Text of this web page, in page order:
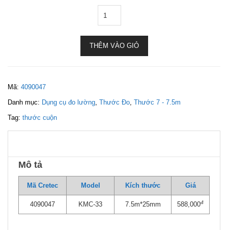
THÊM VÀO GIỎ
Mã: 4090047
Danh mục: Dụng cụ đo lường, Thước Đo, Thước 7 - 7.5m
Tag: thước cuộn
Mô tả
Mã Cretec Model Kích thước Giá
4090047 KMC-33 7.5m*25mm 588,000đ